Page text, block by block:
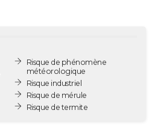
Risque de phénomène
météorologique
Risque industriel
Risque de mérule
Risque de termite